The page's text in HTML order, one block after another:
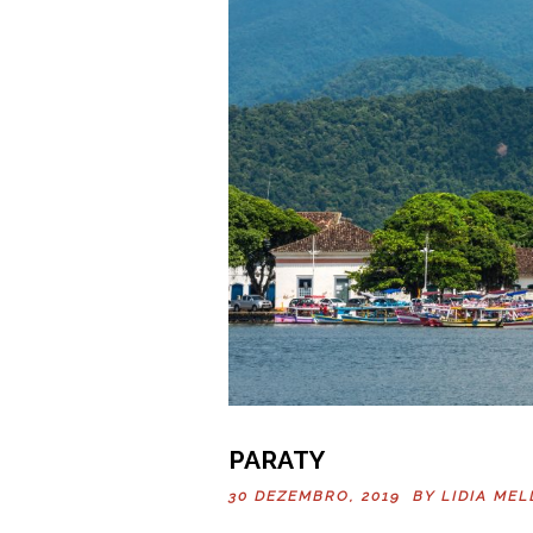
PARATY
30 DEZEMBRO, 2019 BY LIDIA